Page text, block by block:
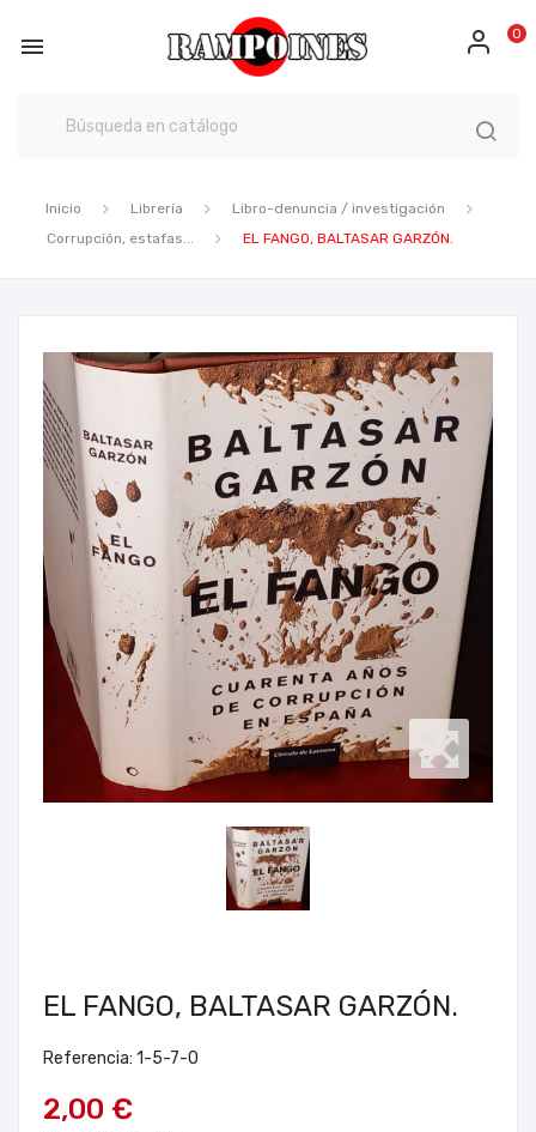
 0
Inicio Librería
Libro-denuncia / investigación
Corrupción, estafas...
EL FANGO, BALTASAR GARZÓN.
EL FANGO, BALTASAR GARZÓN.
Referencia: 1-5-7-0
2,00 €